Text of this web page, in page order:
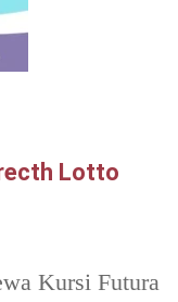
Lotto
Kursi Futura